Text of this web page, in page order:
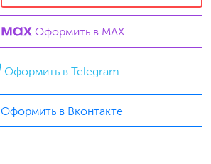
Оформить в MAX
Оформить в Telegram
Оформить в Вконтакте